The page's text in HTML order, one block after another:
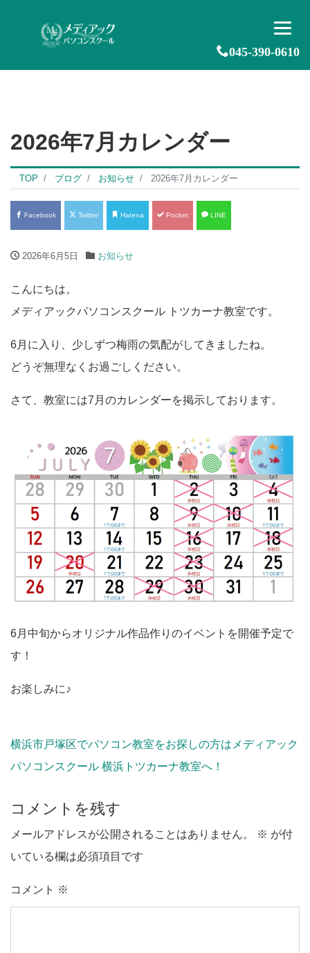
045-390-0610
2026年7月カレンダー
TOP ブログ お知らせ 2026年7月カレンダー
Facebook Twitter Hatena Pocket LINE
2026年6月5日 お知らせ
こんにちは。
メディアックパソコンスクール トツカーナ教室です。
6月に入り、少しずつ梅雨の気配がしてきましたね。
どうぞ無理なくお過ごしください。
さて、教室には7月のカレンダーを掲示しております。
6月中旬からオリジナル作品作りのイベントを開催予定で
す！
お楽しみに♪
横浜市戸塚区でパソコン教室をお探しの方はメディアック
パソコンスクール 横浜トツカーナ教室へ！
コメントを残す
メールアドレスが公開されることはありません。 ※ が付
いている欄は必須項目です
コメント ※